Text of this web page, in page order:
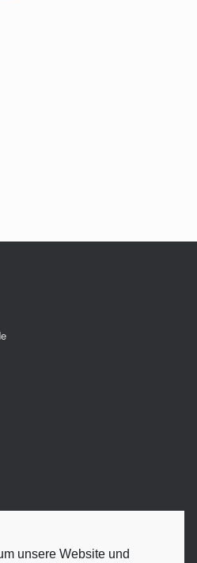
unsere Website und